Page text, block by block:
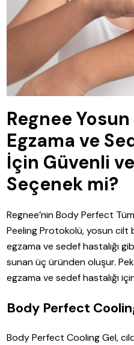
Regnee
Egzama ve
İçin Güvenli
Seçenek mi?
Regnee’nin Body Perfect
Peeling Protokolü, yosun cilt
egzama ve sedef hastalığı
sunan üç üründen oluşur.
egzama ve sedef hastalığı
Body Perfect
Body Perfect Cooling Gel,